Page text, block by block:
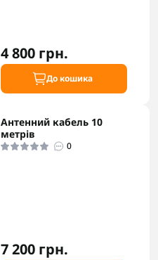
4 800 грн.
До кошика
Антенний кабель 10
метрів
0
7 200 грн.